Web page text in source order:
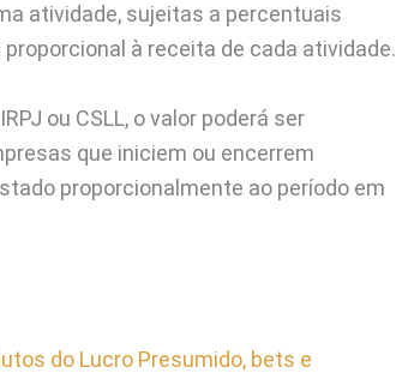
atividade, sujeitas a percentuais
à receita de cada atividade.
ou CSLL, o valor poderá ser
que iniciem ou encerrem
proporcionalmente ao período em
do Lucro Presumido, bets e